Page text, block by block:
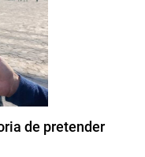
de pretender